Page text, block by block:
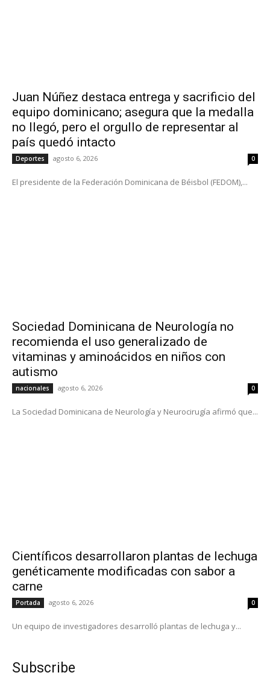
Juan Núñez destaca entrega y sacrificio del
equipo dominicano; asegura que la medalla
no llegó, pero el orgullo de representar al
país quedó intacto
Deportes agosto 6, 2026 0
El presidente de la Federación Dominicana de Béisbol (FEDOM),...
Sociedad Dominicana de Neurología no
recomienda el uso generalizado de
vitaminas y aminoácidos en niños con
autismo
nacionales agosto 6, 2026 0
La Sociedad Dominicana de Neurología y Neurocirugía afirmó que...
Científicos desarrollaron plantas de lechuga
genéticamente modificadas con sabor a
carne
Portada agosto 6, 2026 0
Un equipo de investigadores desarrolló plantas de lechuga y...
Subscribe